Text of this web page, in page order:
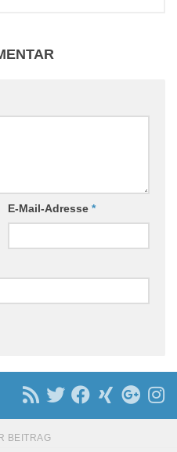
E-Mail-Adresse *
BEITRAG